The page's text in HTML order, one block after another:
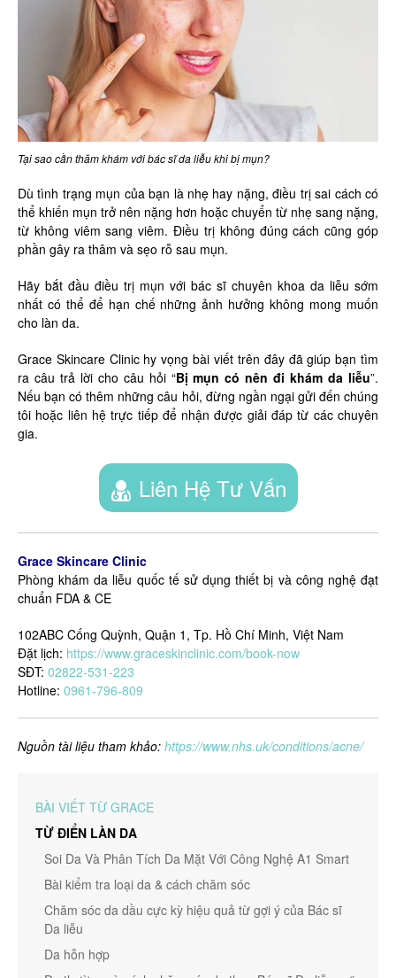
BÀI VIẾT TỪ GRACE
TỪ ĐIỂN LÀN DA
Soi Da Và Phân Tích Da Mặt Với Công Nghệ A1 Smart
Bài kiểm tra loại da & cách chăm sóc
Chăm sóc da dầu cực kỳ hiệu quả từ gợi ý của Bác sĩ
Da liễu
Da hỗn hợp
Tại sao cần thăm khám với bác sĩ da liễu khi bị mụn?
Dù tình trạng mụn của bạn là nhẹ hay nặng, điều trị sai cách có
thể khiến mụn trở nên nặng hơn hoặc chuyển từ nhẹ sang nặng,
từ không viêm sang viêm. Điều trị không đúng cách cũng góp
phần gây ra thâm và sẹo rỗ sau mụn.
Hãy bắt đầu điều trị mụn với bác sĩ chuyên khoa da liễu sớm
nhất có thể để hạn chế những ảnh hưởng không mong muốn
cho làn da.
Grace Skincare Clinic hy vọng bài viết trên đây đã giúp bạn tìm
ra câu trả lời cho câu hỏi “Bị mụn có nên đi khám da liễu”.
Nếu bạn có thêm những câu hỏi, đừng ngần ngại gửi đến chúng
tôi hoặc liên hệ trực tiếp để nhận được giải đáp từ các chuyên
gia.
Liên Hệ Tư Vấn
Grace Skincare Clinic
Phòng khám da liễu quốc tế sử dụng thiết bị và công nghệ đạt
chuẩn FDA & CE
102ABC Cống Quỳnh, Quận 1, Tp. Hồ Chí Minh, Việt Nam
Đặt lịch: https://www.graceskinclinic.com/book-now
SĐT: 02822-531-223
Hotline: 0961-796-809
Nguồn tài liệu tham khảo: https://www.nhs.uk/conditions/acne/